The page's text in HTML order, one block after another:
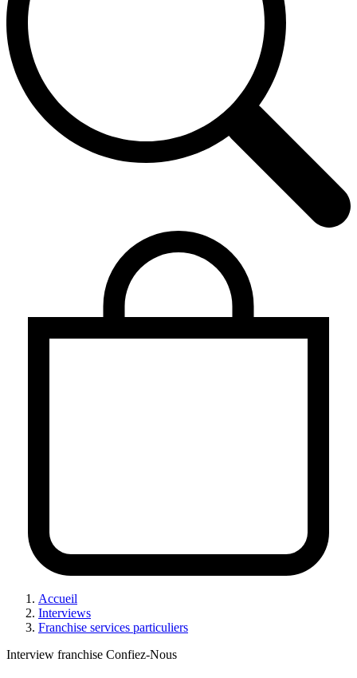
Accueil
Interviews
Franchise services particuliers
Interview franchise Confiez-Nous